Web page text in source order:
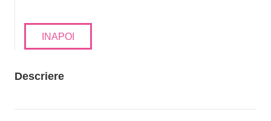
INAPOI
Descriere